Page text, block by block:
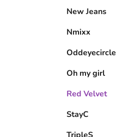
New Jeans
Nmixx
Oddeyecircle
Oh my girl
Red Velvet
StayC